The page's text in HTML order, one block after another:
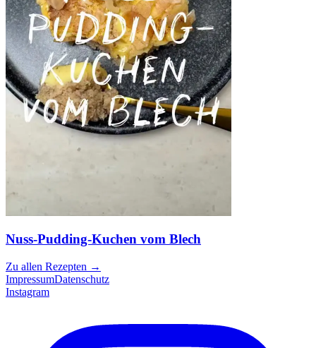
Nuss-Pudding-Kuchen vom Blech
Zu allen Rezepten →
ImpressumDatenschutz
Instagram